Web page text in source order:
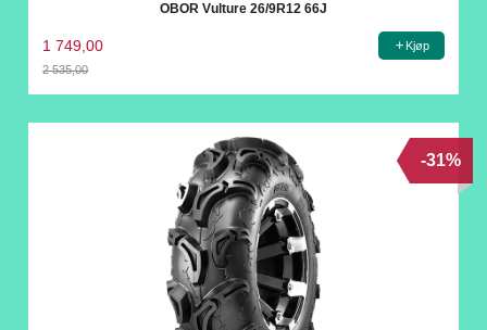
OBOR Vulture 26/9R12 66J
1 749,00
2 535,00
Kjøp
-31%